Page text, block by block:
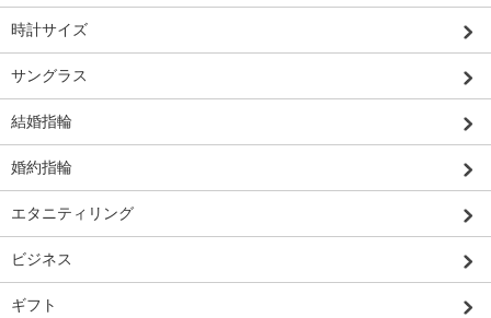
時計サイズ
サングラス
結婚指輪
婚約指輪
エタニティリング
ビジネス
ギフト